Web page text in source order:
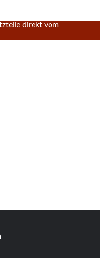
direkt vom